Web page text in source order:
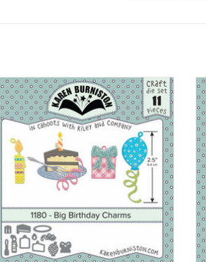
Karen Burniston Karen Burniston Big
Birthday Charms 1180
TOEVOEGEN AAN WINKELWAGEN